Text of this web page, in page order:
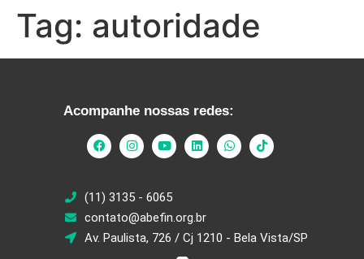
Tag: autoridade
Acompanhe nossas redes:
(11) 3135 - 6065
contato@abefin.org.br
Av. Paulista, 726 / Cj 1210 - Bela Vista/SP